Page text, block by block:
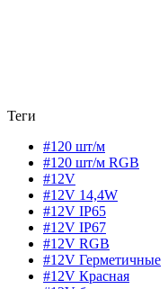
Теги
#120 шт/м
#120 шт/м RGB
#12V
#12V 14,4W
#12V IP65
#12V IP67
#12V RGB
#12V Герметичные
#12V Красная